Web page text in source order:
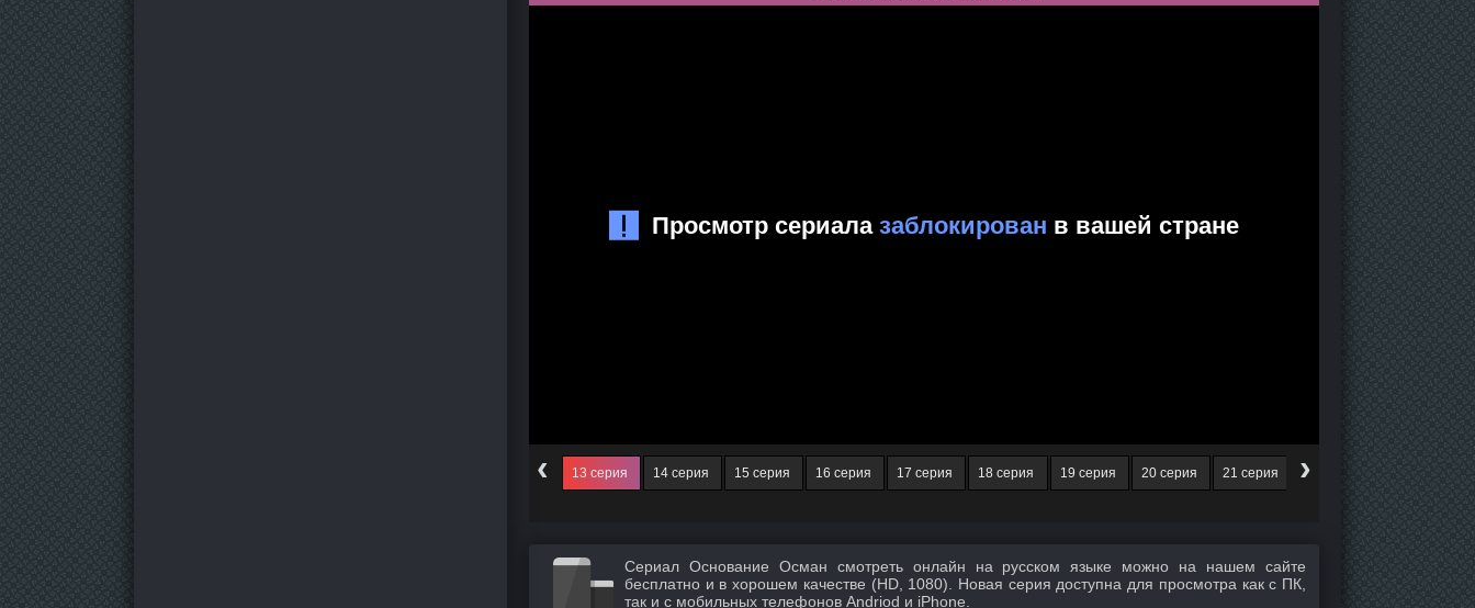
‹
6 серия 7 серия 12 серия 13 серия 14 серия 15 серия 16 серия 17 серия 18 серия 19 серия 20 серия 21 серия 22 серия 23 серия
›
Сериал Основание Осман смотреть онлайн на русском языке можно на нашем сайте
бесплатно и в хорошем качестве (HD, 1080). Новая серия доступна для просмотра как с ПК,
так и с мобильных телефонов Andriod и iPhone.